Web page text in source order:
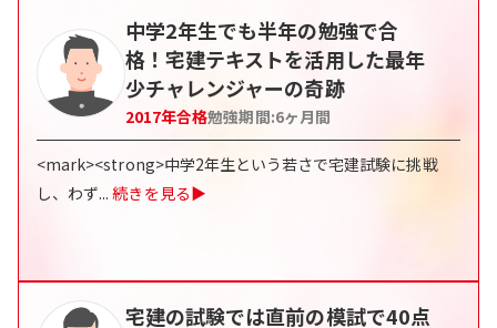
中学2年生でも半年の勉強で合
格！宅建テキストを活用した最年
少チャレンジャーの奇跡
2017年合格勉強期間:6ヶ月間
<mark><strong>中学2年生という若さで宅建試験に挑戦
し、わず... 続きを見る▶
宅建の試験では直前の模試で40点